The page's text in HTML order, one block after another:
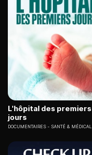
L'hôpital des premiers
jours
DOCUMENTAIRES SANTÉ & MÉDICAL